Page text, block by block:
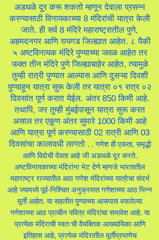
अडथळे दूर करू शकतो म्हणून देवाला प्रसन्न
करण्यासाठी विनायकाच्या 8 मंदिरांची यात्रा केली
जाते. ही सर्व 8 मंदिरे महाराष्ट्रातील पुणे,
अहमदनगर आणि रायगड जिल्ह्यात आहेत. ८ पैकी
५ अष्टविनायक मंदिरे पुण्याच्या जवळ आहेत तर
फक्त तीन मंदिरे पुणे जिल्ह्याबाहेर आहेत, त्यामुळे
तुम्ही रात्री पुण्यात आल्यास आणि दुसऱ्या दिवशी
पुण्याहून यात्रा सुरू केली तर यात्रा ०१ रात्र ०२
दिवसांत पूर्ण करता येईल. अंतर 850 किमी आहे.
तथापि, जर तुम्ही मुंबईपासून यात्रा सुरू करत
असाल तर एकूण अंतर सुमारे 1000 किमी आहे
आणि यात्रा पूर्ण करण्यासाठी 02 रात्री आणि 03
दिवसांचा कालावधी लागतो . . गणेश ही एकता, समृद्धी
आणि विद्येची देवता आहे जी अडथळे दूर करते.
अष्टविनायकाच्या मंदिरांना भेट देणे म्हणजे भारतातील
महाराष्ट्र राज्यातील आठ गणेश मंदिरांच्या यात्रेचा संदर्भ
आहे ज्यामध्ये पूर्व-निश्चित अनुक्रमात गणेशाच्या आठ भिन्न
मूर्ती आहेत. या सहलीत पुण्याच्या आसपास वसलेल्या
गणेशाच्या आठ प्राचीन पवित्र मंदिरांचा समावेश आहे. या
प्रत्येक मंदिराची स्वतःची वैयक्तिक आख्यायिका आणि
इतिहास आहे, प्रत्येक मंदिरातील मूर्तींप्रमाणेच